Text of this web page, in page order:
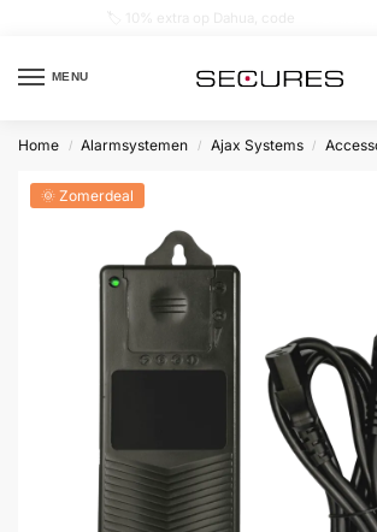
MENU
product…
Alarm
Home / Alarmsystemen / Ajax Systems /
🌞 Zomerdeal